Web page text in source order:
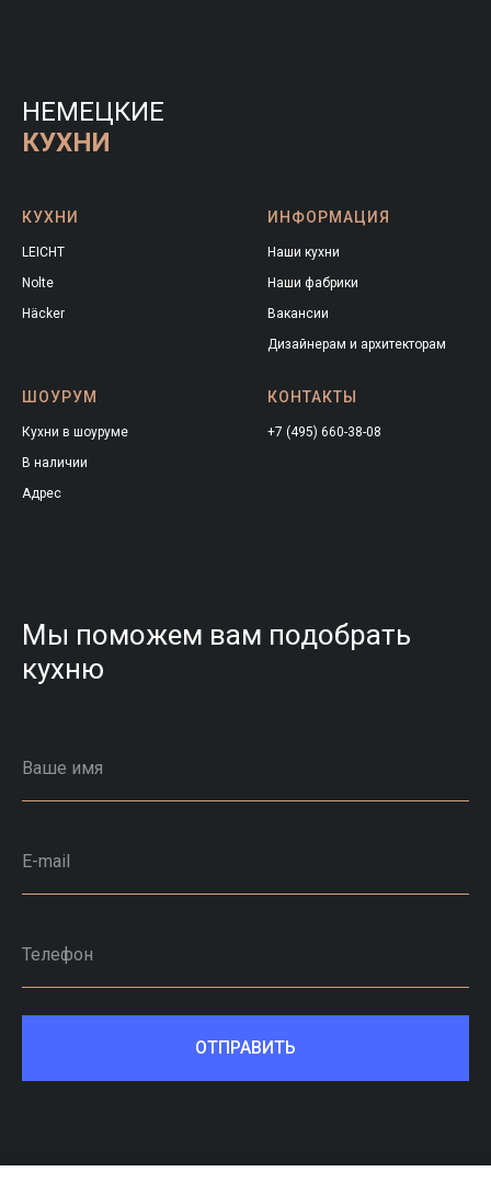
НЕМЕЦКИЕ
КУХНИ
КУХНИ
LEICHT
Nolte
Häcker
ИНФОРМАЦИЯ
Наши кухни
Наши фабрики
Вакансии
Дизайнерам и архитекторам
ШОУРУМ
Кухни в шоуруме
В наличии
Адрес
КОНТАКТЫ
+7 (495) 660-38-08
Мы поможем вам подобрать
кухню
Ваше имя
E-mail
Телефон
ОТПРАВИТЬ